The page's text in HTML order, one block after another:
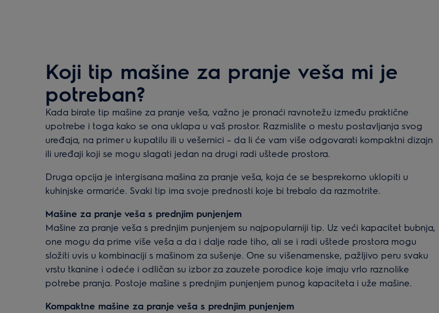
Koji tip mašine za pranje veša mi je
potreban?
Kada birate tip mašine za pranje veša, važno je pronaći ravnotežu između praktične
upotrebe i toga kako se ona uklapa u vaš prostor. Razmislite o mestu postavljanja svog
uređaja, na primer u kupatilu ili u vešernici – da li će vam više odgovarati kompaktni dizajn
ili uređaji koji se mogu slagati jedan na drugi radi uštede prostora.
Druga opcija je intergisana mašina za pranje veša, koja će se besprekorno uklopiti u
kuhinjske ormariće. Svaki tip ima svoje prednosti koje bi trebalo da razmotrite.
Mašine za pranje veša s prednjim punjenjem
Mašine za pranje veša s prednjim punjenjem su najpopularniji tip. Uz veći kapacitet bubnja,
one mogu da prime više veša a da i dalje rade tiho, ali se i radi uštede prostora mogu
složiti uvis u kombinaciji s mašinom za sušenje. One su višenamenske, pažljivo peru svaku
vrstu tkanine i odeće i odličan su izbor za zauzete porodice koje imaju vrlo raznolike
potrebe pranja. Postoje mašine s prednjim punjenjem punog kapaciteta i uže mašine.
Kompaktne mašine za pranje veša s prednjim punjenjem